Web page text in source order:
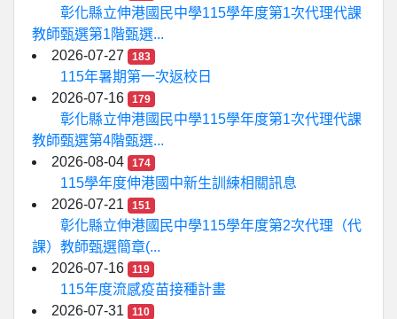
彰化縣立伸港國民中學115學年度第1次代理代課
教師甄選第1階甄選...
2026-07-27
183
115年暑期第一次返校日
2026-07-16
179
彰化縣立伸港國民中學115學年度第1次代理代課
教師甄選第4階甄選...
2026-08-04
174
115學年度伸港國中新生訓練相關訊息
2026-07-21
151
彰化縣立伸港國民中學115學年度第2次代理（代
課）教師甄選簡章(...
2026-07-16
119
115年度流感疫苗接種計畫
2026-07-31
110